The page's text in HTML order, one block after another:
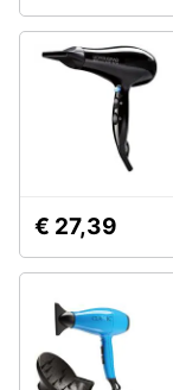
€ 27,39